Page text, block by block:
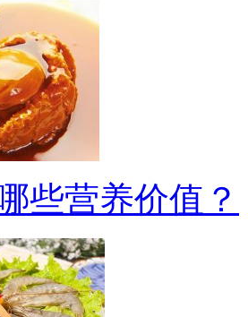
些营养价值？